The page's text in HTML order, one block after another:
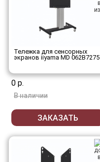
Тележка для сенсорных
экранов iiyama MD 062B7275
0 р.
В наличии
ЗАКАЗАТЬ